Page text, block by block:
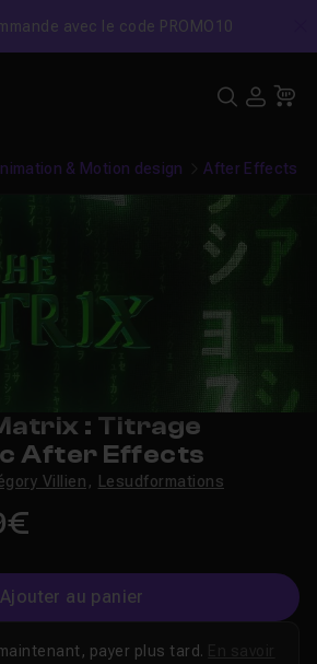
avec le code PROMO10
& Motion design After Effects
: Titrage
After Effects
Villien , Lesudformations
Ajouter au panier
payer plus tard.